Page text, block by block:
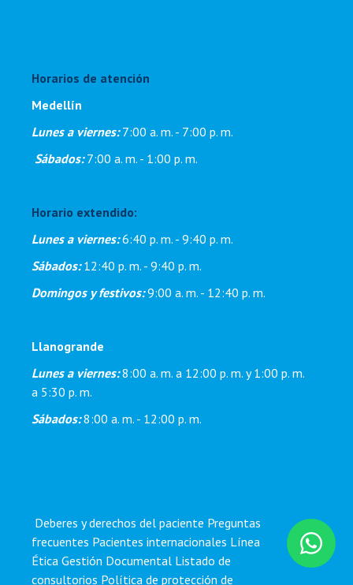
Horarios de atención
Medellín
Lunes a viernes:7:00 a. m. - 7:00 p. m.
Sábados:7:00 a. m. - 1:00 p. m.
Horario extendido:
Lunes a viernes:6:40 p. m. - 9:40 p. m.
Sábados:12:40 p. m. - 9:40 p. m.
Domingos y festivos:9:00 a. m. - 12:40 p. m.
Llanogrande
Lunes a viernes:8:00 a. m. a 12:00 p. m. y 1:00 p. m.
a 5:30 p. m.
Sábados:8:00 a. m. - 12:00 p. m.
Deberes y derechos del paciente Preguntas
frecuentes Pacientes internacionales Línea
Ética Gestión Documental Listado de
consultorios Política de protección de